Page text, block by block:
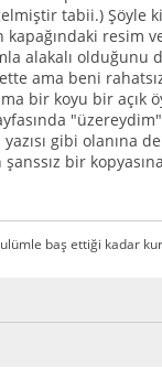
tabii.) Şöyle
kapağındaki resim
alakalı
ama beni
bir koyu bir açık
yazısı gibi olanına
şanssız bir
baş ettiği kadar